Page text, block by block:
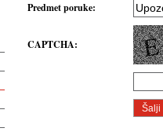
Predmet poruke:
CAPTCHA: